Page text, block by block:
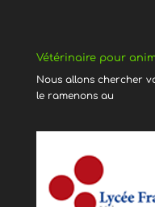
Vétérinaire pour
Nous allons chercher
le ramenons au